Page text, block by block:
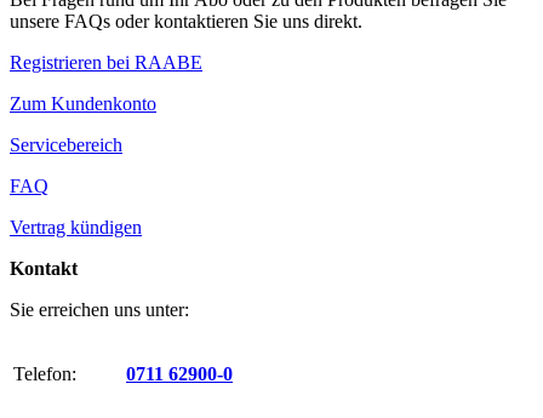
unsere FAQs oder kontaktieren Sie uns direkt.
Registrieren bei RAABE
Zum Kundenkonto
Servicebereich
FAQ
Vertrag kündigen
Kontakt
Sie erreichen uns unter:
Telefon: 0711 62900-0